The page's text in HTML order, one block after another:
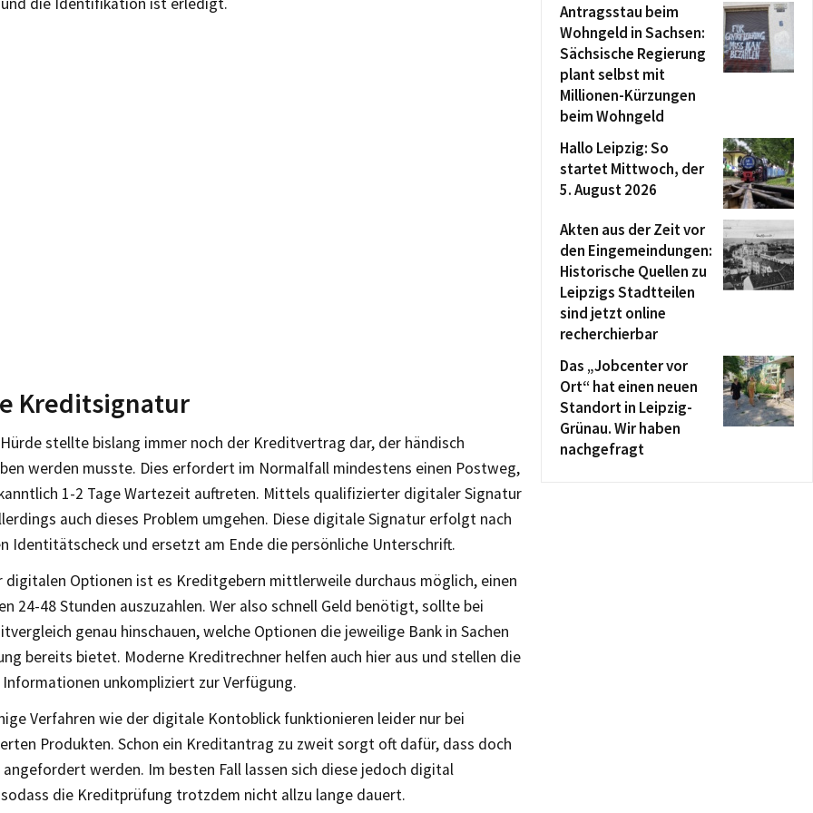
Kreditsignatur
stellte bislang immer noch der Kreditvertrag dar, der händisch
werden musste. Dies erfordert im Normalfall mindestens einen Postweg,
1-2 Tage Wartezeit auftreten. Mittels qualifizierter digitaler Signatur
auch dieses Problem umgehen. Diese digitale Signatur erfolgt nach
Identitätscheck und ersetzt am Ende die persönliche Unterschrift.
digitalen Optionen ist es Kreditgebern mittlerweile durchaus möglich, einen
24-48 Stunden auszuzahlen. Wer also schnell Geld benötigt, sollte bei
genau hinschauen, welche Optionen die jeweilige Bank in Sachen
bereits bietet. Moderne Kreditrechner helfen auch hier aus und stellen die
unkompliziert zur Verfügung.
Verfahren wie der digitale Kontoblick funktionieren leider nur bei
Produkten. Schon ein Kreditantrag zu zweit sorgt oft dafür, dass doch
werden. Im besten Fall lassen sich diese jedoch digital
die Kreditprüfung trotzdem nicht allzu lange dauert.
Antragsstau beim
Wohngeld in Sachsen:
Sächsische Regierung
plant selbst mit
Millionen-Kürzungen
beim Wohngeld
Hallo Leipzig: So
startet Mittwoch, der
5. August 2026
Akten aus der Zeit vor
den Eingemeindungen:
Historische Quellen zu
Leipzigs Stadtteilen
sind jetzt online
recherchierbar
Das „Jobcenter vor
Ort“ hat einen neuen
Standort in Leipzig-
Grünau. Wir haben
nachgefragt